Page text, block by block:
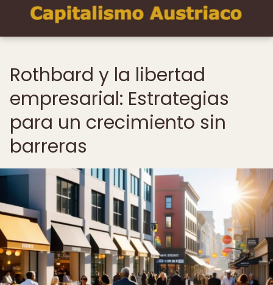
Rothbard y la libertad
empresarial: Estrategias
para un crecimiento sin
barreras